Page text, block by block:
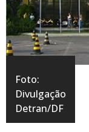
Foto:
Divulgação
Detran/DF